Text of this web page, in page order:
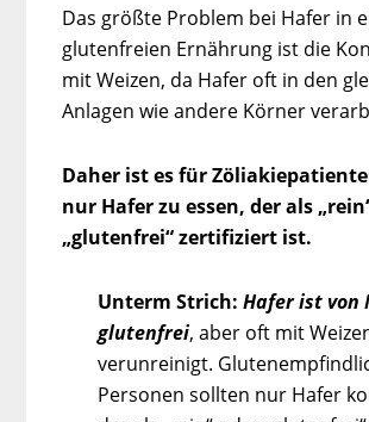
Das größte Problem bei Hafer in
glutenfreien Ernährung ist die
mit Weizen, da Hafer oft in den
Anlagen wie andere Körner
Daher ist es für
nur Hafer zu essen, der als
„glutenfrei“ zertifiziert ist.
Unterm Strich:Hafer ist von
glutenfrei, aber oft mit
verunreinigt.
Personen sollten nur Hafer